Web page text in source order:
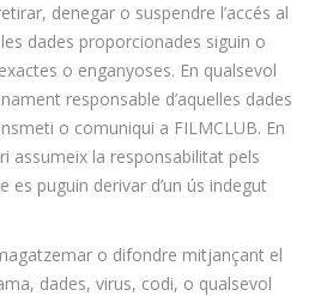
denegar o suspendre l’accés al
dades proporcionades siguin o
o enganyoses. En qualsevol
responsable d’aquelles dades
o comuniqui a FILMCLUB. En
assumeix la responsabilitat pels
es puguin derivar d’un ús indegut
o difondre mitjançant el
dades, virus, codi, o qualsevol